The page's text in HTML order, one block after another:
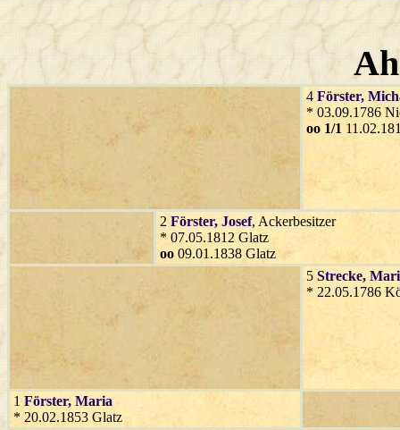
4 Förster,
* 03.09.1786
oo 1/1
2 Förster, Josef, Ackerbesitzer
* 07.05.1812 Glatz
oo 09.01.1838 Glatz
5 Strecke,
* 22.05.1786
1 Förster, Maria
* 20.02.1853 Glatz